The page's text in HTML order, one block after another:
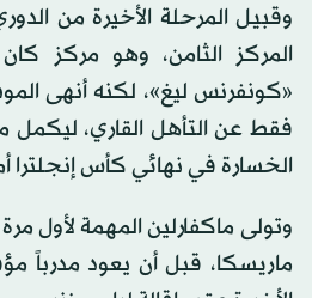
وقبيل المرحلة الأخيرة من
المركز الثامن، وهو مركز
«كونفرنس ليغ»، لكنه أنهى
فقط عن التأهل القاري،
الخسارة في نهائي كأس إنجلترا
وتولى ماكفارلين المهمة لأول
ماريسكا، قبل أن يعود مدرباً